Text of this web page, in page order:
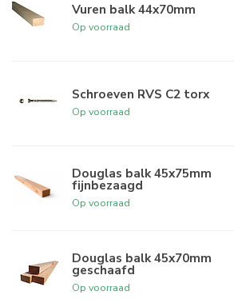
Vuren balk 44x70mm
Op voorraad
Schroeven RVS C2 torx
Op voorraad
Douglas balk 45x75mm
fijnbezaagd
Op voorraad
Douglas balk 45x70mm
geschaafd
Op voorraad